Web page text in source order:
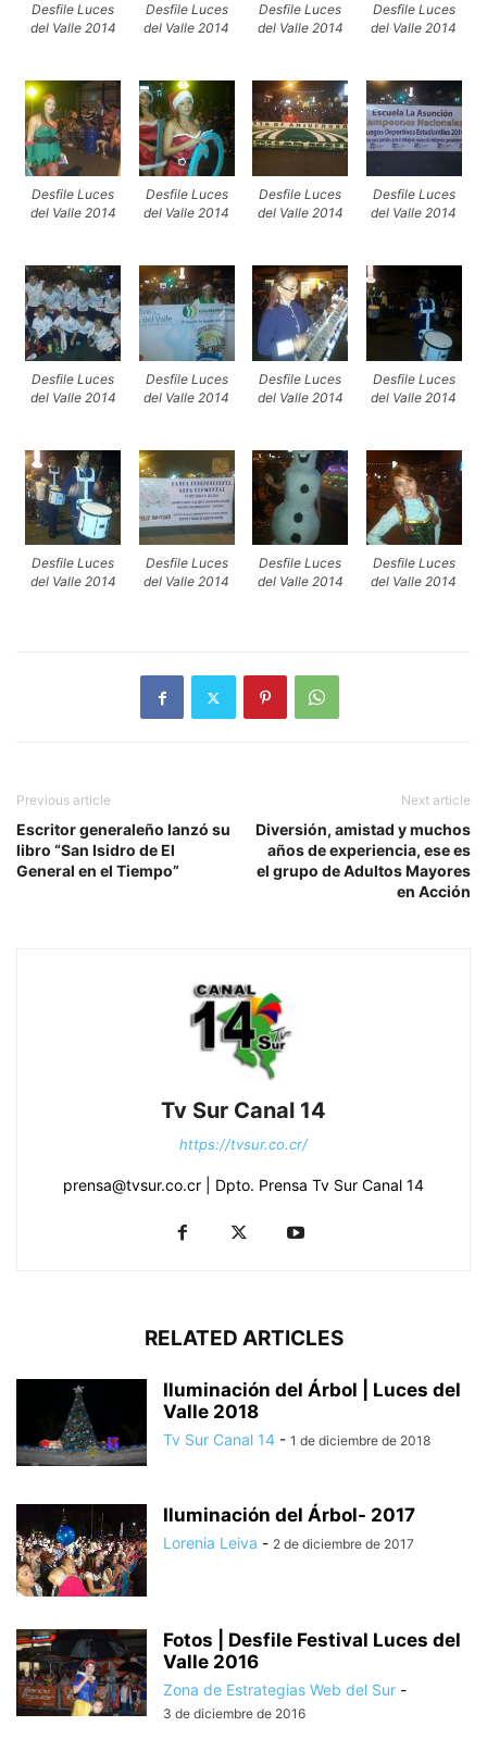
Desfile Luces
del Valle 2014
Desfile Luces
del Valle 2014
Desfile Luces
del Valle 2014
Desfile Luces
del Valle 2014
Desfile Luces
del Valle 2014
Desfile Luces
del Valle 2014
Desfile Luces
del Valle 2014
Desfile Luces
del Valle 2014
Desfile Luces
del Valle 2014
Desfile Luces
del Valle 2014
Desfile Luces
del Valle 2014
Desfile Luces
del Valle 2014
Desfile Luces
del Valle 2014
Desfile Luces
del Valle 2014
Desfile Luces
del Valle 2014
Desfile Luces
del Valle 2014
Previous article
Escritor generaleño lanzó su
libro “San Isidro de El
General en el Tiempo”
Next article
Diversión, amistad y muchos
años de experiencia, ese es
el grupo de Adultos Mayores
en Acción
Tv Sur Canal 14
https://tvsur.co.cr/
prensa@tvsur.co.cr | Dpto. Prensa Tv Sur Canal 14
RELATED ARTICLES
Iluminación del Árbol | Luces del
Valle 2018
Tv Sur Canal 14 - 1 de diciembre de 2018
Iluminación del Árbol- 2017
Lorenia Leiva - 2 de diciembre de 2017
Fotos | Desfile Festival Luces del
Valle 2016
Zona de Estrategias Web del Sur -
3 de diciembre de 2016